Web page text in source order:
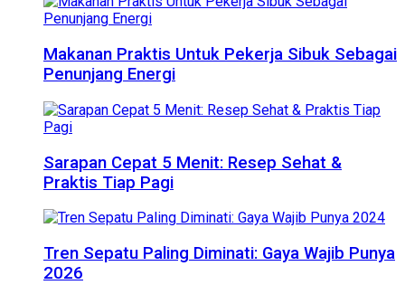
Makanan Praktis Untuk Pekerja Sibuk Sebagai
Penunjang Energi
Sarapan Cepat 5 Menit: Resep Sehat &
Praktis Tiap Pagi
Tren Sepatu Paling Diminati: Gaya Wajib Punya
2026